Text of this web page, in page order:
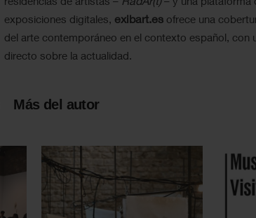
exposiciones digitales, exibart.esofrece una
del arte contemporáneo en el contexto español, con
directo sobre la actualidad.
Más del autor